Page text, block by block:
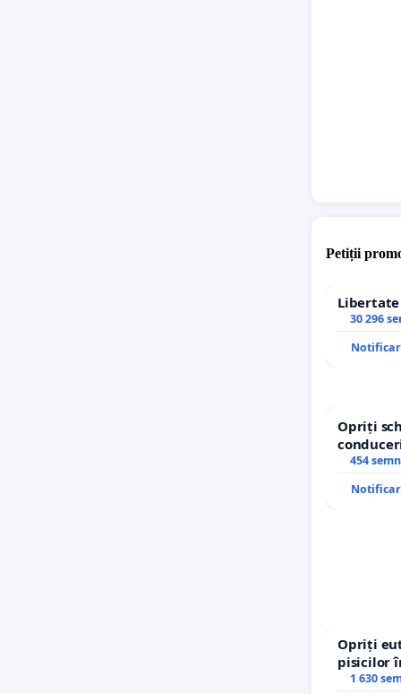
Petiții
Libertate
30 296
Opriți
454
Opriți
pisicilor
1 630